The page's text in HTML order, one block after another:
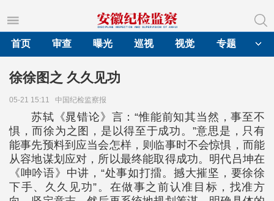
首页
审查 曝光 巡视 视觉 专题
徐徐图之 久久见功
05-21 15:11 中国纪检监察报
苏轼《晁错论》言：“惟能前知其当然，事至不
惧，而徐为之图，是以得至于成功。”意思是，只有
能事先预料到应当会怎样，则临事时不会惊惧，而能
从容地谋划应对，所以最终能取得成功。明代吕坤在
《呻吟语》中讲，“处事如打擂。撼大摧坚，要徐徐
下手、久久见功”。在做事之前认准目标，找准方